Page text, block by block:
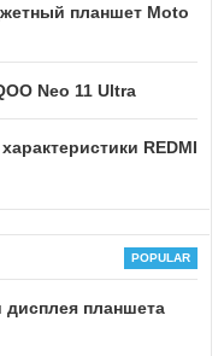
планшет Moto
Neo 11 Ultra
REDMI
дисплея планшета